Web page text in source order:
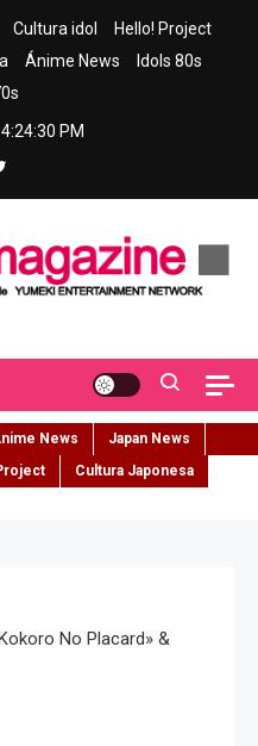
Cultura idol
Hello! Project
Ánime News
Idols 80s
4:24:31 PM
News
Japan News
Cultura Japonesa
No Placard» &